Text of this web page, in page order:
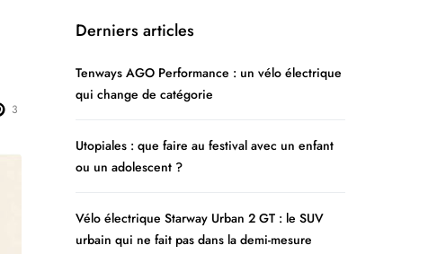
3
Derniers articles
Tenways AGO Performance : un vélo électrique
qui change de catégorie
Utopiales : que faire au festival avec un enfant
ou un adolescent ?
Vélo électrique Starway Urban 2 GT : le SUV
urbain qui ne fait pas dans la demi-mesure